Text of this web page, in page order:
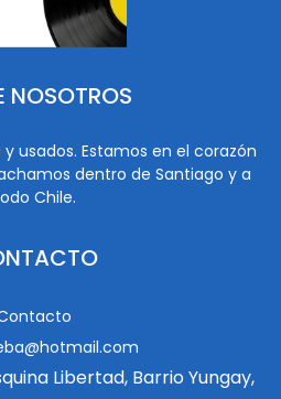
NOSOTROS
usados. Estamos en el corazón
dentro de Santiago y a
Chile.
Libertad, Barrio Yungay,